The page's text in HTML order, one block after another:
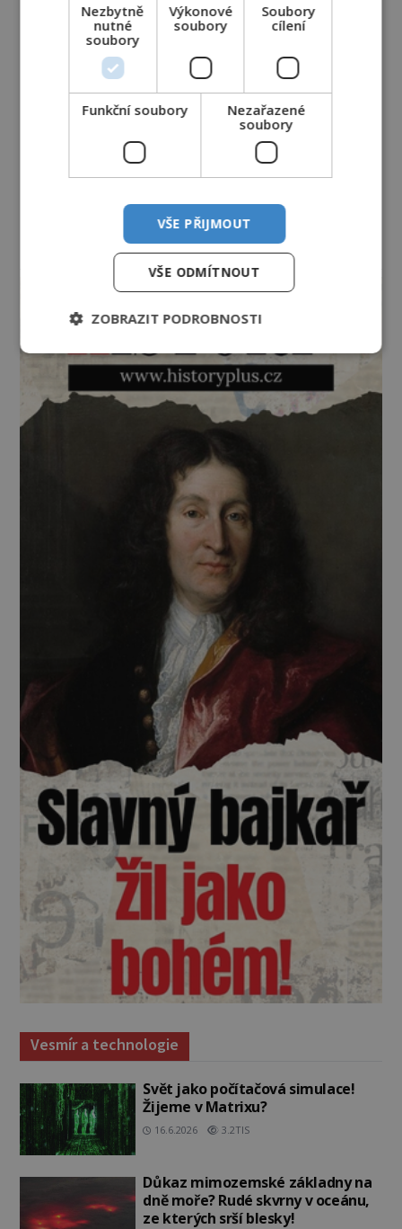
reklama
Vesmír a technologie
Svět jako počítačová simulace!
Žijeme v Matrixu?
16.6.2026 3.2TIS
Důkaz mimozemské základny na
dně moře? Rudé skvrny v oceánu,
ze kterých srší blesky!
Nezbytně
nutné
soubory
Výkonové
soubory
Soubory
cílení
Funkční soubory
Nezařazené
soubory
VŠE PŘIJMOUT
VŠE ODMÍTNOUT
ZOBRAZIT PODROBNOSTI